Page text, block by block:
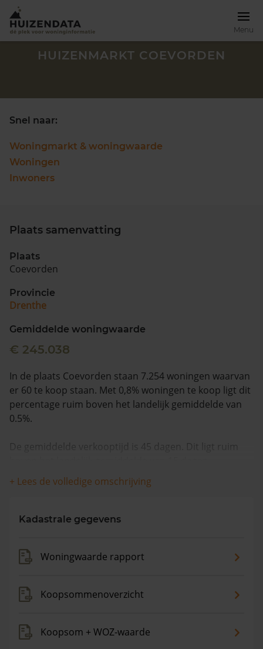
Menu
Zoek een woning
088 220 4200
Maandag t/m vrijdag - 08:00 -18:00
HUIZENMARKT COEVORDEN
Snel naar:
Woningmarkt & woningwaarde
Woningen
Inwoners
Plaats samenvatting
Plaats
Coevorden
Provincie
Drenthe
Gemiddelde woningwaarde
€ 245.038
In de plaats Coevorden staan 7.254 woningen waarvan
er 60 te koop staan. Met 0,8% woningen te koop ligt dit
percentage ruim boven het landelijk gemiddelde van
0.5%.
De gemiddelde verkooptijd is 45 dagen. Dit ligt ruim
Wanneer we naar de laatste 12 maanden kijken
verkocht. De gemiddelde huizenprijs is €363.186. De
gestegen.
+ Lees de volledige omschrijving
Kadastrale gegevens
Woningwaarde rapport
Koopsommenoverzicht
Koopsom + WOZ-waarde